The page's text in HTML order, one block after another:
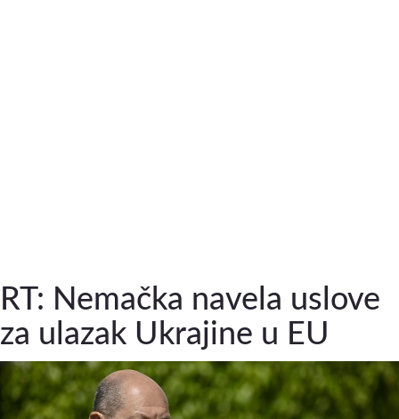
RT: Nemačka navela uslove
za ulazak Ukrajine u EU